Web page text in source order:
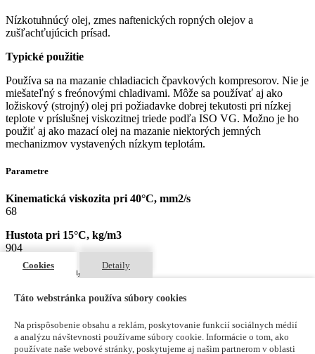
Nízkotuhnúcý olej, zmes naftenických ropných olejov a
zušľachťujúcich prísad.
Typické použitie
Používa sa na mazanie chladiacich čpavkových kompresorov. Nie je
miešateľný s freónovými chladivami. Môže sa používať aj ako
ložiskový (strojný) olej pri požiadavke dobrej tekutosti pri nízkej
teplote v príslušnej viskozitnej triede podľa ISO VG. Možno je ho
použiť aj ako mazací olej na mazanie niektorých jemných
mechanizmov vystavených nízkym teplotám.
Parametre
Kinematická viskozita pri 40°C, mm2/s
68
Hustota pri 15°C, kg/m3
904
Bod vzplanutia, °C
-30
Výkonnostné úrovne / Súhlasy / Normy
Cookies Detaily
Táto webstránka používa súbory cookies
Na prispôsobenie obsahu a reklám, poskytovanie funkcií sociálnych médií
a analýzu návštevnosti používame súbory cookie. Informácie o tom, ako
používate naše webové stránky, poskytujeme aj našim partnerom v oblasti